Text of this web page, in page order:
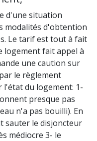
d'une situation
modalités d'obtention
Le tarif est tout à fait
logement fait appel à
une caution sur
le règlement
du logement: 1-
presque pas
n'a pas bouilli). En
sauter le disjoncteur
médiocre 3- le